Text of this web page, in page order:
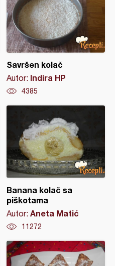
Savršen kolač
Autor: Indira HP
4385
Banana kolač sa
piškotama
Autor: Aneta Matić
11272